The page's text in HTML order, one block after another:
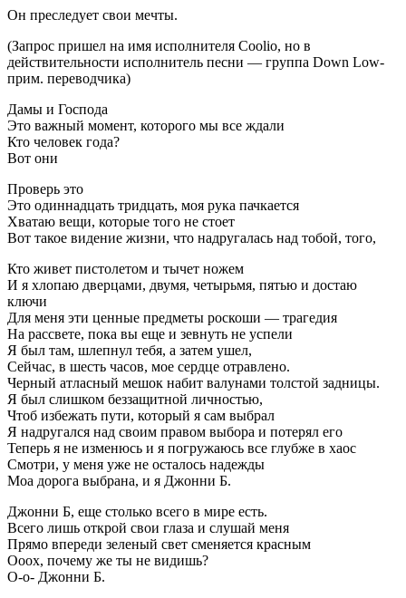
Он преследует свои мечты.
(Запрос пришел на имя исполнителя Coolio, но в
действительности исполнитель песни — группа Down Low-
прим. переводчика)
Дамы и Господа
Это важный момент, которого мы все ждали
Кто человек года?
Вот они
Проверь это
Это одиннадцать тридцать, моя рука пачкается
Хватаю вещи, которые того не стоет
Вот такое видение жизни, что надругалась над тобой, того,
Кто живет пистолетом и тычет ножем
И я хлопаю дверцами, двумя, четырьмя, пятью и достаю
ключи
Для меня эти ценные предметы роскоши — трагедия
На рассвете, пока вы еще и зевнуть не успели
Я был там, шлепнул тебя, а затем ушел,
Сейчас, в шесть часов, мое сердце отравлено.
Черный атласный мешок набит валунами толстой задницы.
Я был слишком беззащитной личностью,
Чтоб избежать пути, который я сам выбрал
Я надругался над своим правом выбора и потерял его
Теперь я не изменюсь и я погружаюсь все глубже в хаос
Смотри, у меня уже не осталось надежды
Моа дорога выбрана, и я Джонни Б.
Джонни Б, еще столько всего в мире есть.
Всего лишь открой свои глаза и слушай меня
Прямо впереди зеленый свет сменяется красным
Ооох, почему же ты не видишь?
О-о- Джонни Б.